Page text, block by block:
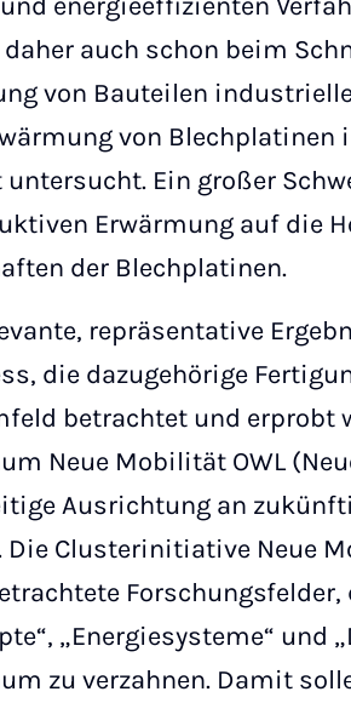
auch schon beim
von Bauteilen
von Blechplatinen
untersucht. Ein großer
Erwärmung auf die
der Blechplatinen.
repräsentative
die dazugehörige
betrachtet und erprobt
Neue Mobilität OWL
Ausrichtung an
Clusterinitiative Neue
„Energiesysteme“
zu verzahnen. Damit